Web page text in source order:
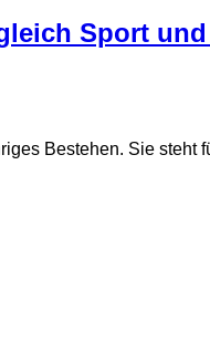
Sport
Bestehen. Sie steht